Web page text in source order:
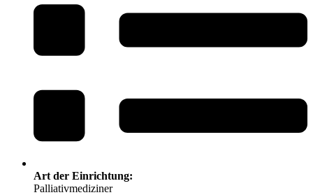
Art der Einrichtung:
Palliativmediziner